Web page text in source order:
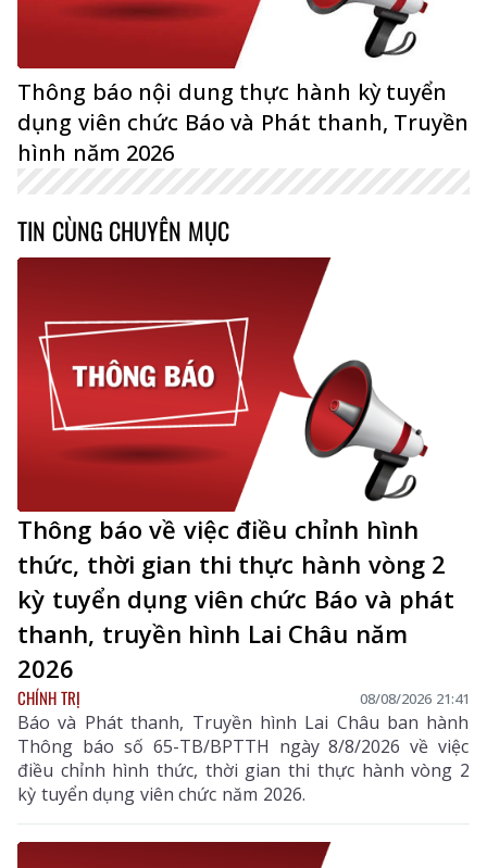
Thông báo nội dung thực hành kỳ tuyển
dụng viên chức Báo và Phát thanh, Truyền
hình năm 2026
TIN CÙNG CHUYÊN MỤC
Thông báo về việc điều chỉnh hình
thức, thời gian thi thực hành vòng 2
kỳ tuyển dụng viên chức Báo và phát
thanh, truyền hình Lai Châu năm
2026
CHÍNH TRỊ 08/08/2026 21:41
Báo và Phát thanh, Truyền hình Lai Châu ban hành
Thông báo số 65-TB/BPTTH ngày 8/8/2026 về việc
điều chỉnh hình thức, thời gian thi thực hành vòng 2
kỳ tuyển dụng viên chức năm 2026.